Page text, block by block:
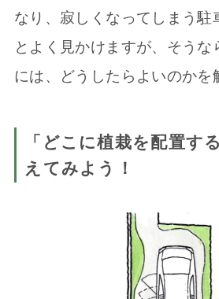
なり、寂しくなってしまう駐
とよく見かけますが、そうな
には、どうしたらよいのかを
「どこに植栽を配置す
えてみよう！